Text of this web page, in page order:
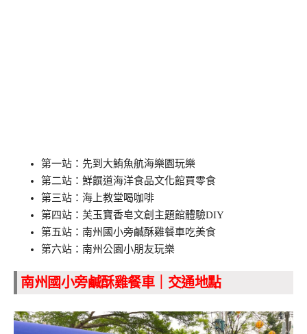
第一站：先到大鮪魚航海樂園玩樂
第二站：鮮饌道海洋食品文化館買零食
第三站：海上教堂喝咖啡
第四站：芙玉寶香皂文創主題館體驗DIY
第五站：南州國小旁鹹酥雞餐車吃美食
第六站：南州公園小朋友玩樂
南州國小旁鹹酥雞餐車｜交通地點